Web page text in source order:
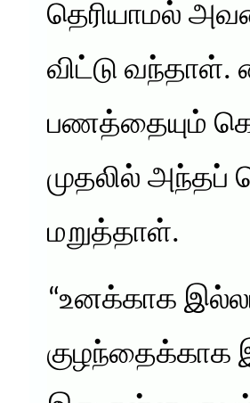
தெரியாமல்
விட்டு வந்தாள்.
பணத்தையும்
முதலில்
மறுத்தாள்.
“உனக்காக
குழந்தைக்காக